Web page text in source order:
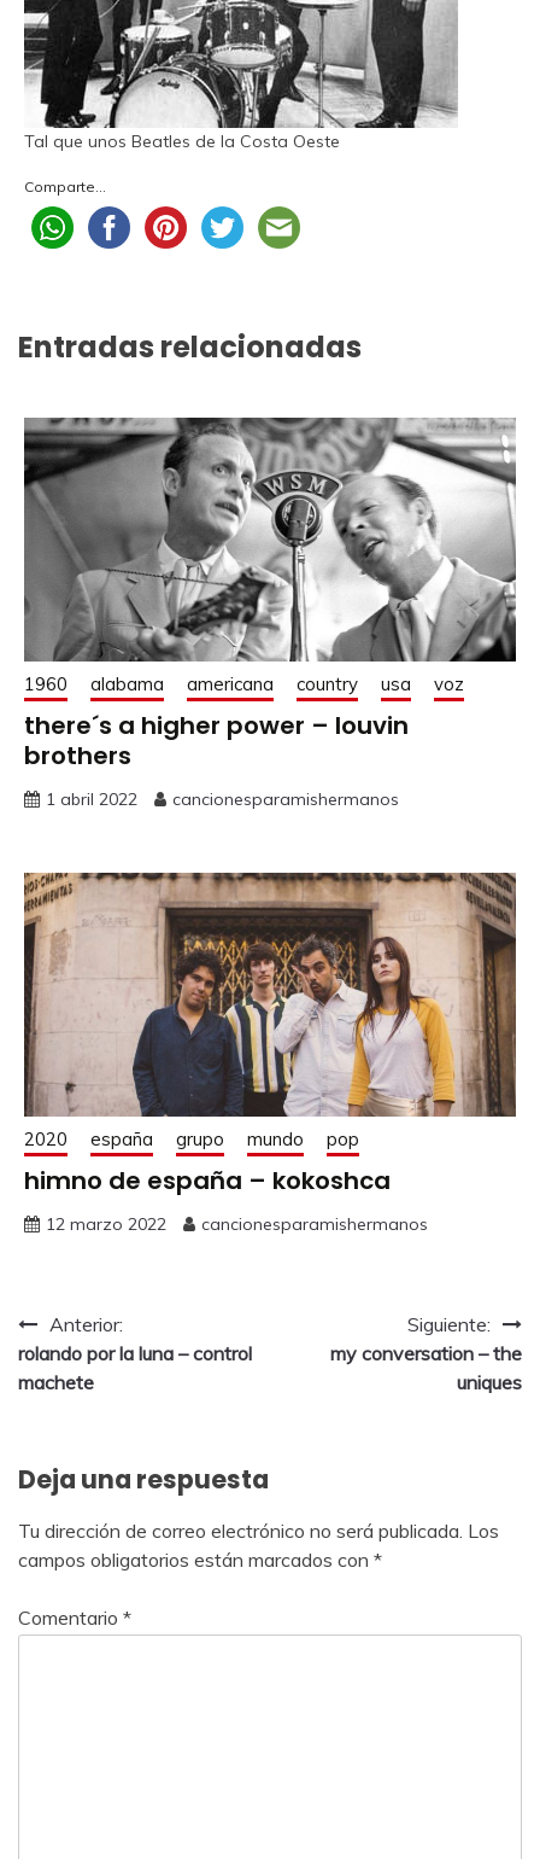
Tal que unos Beatles de la Costa Oeste
Comparte...
Entradas relacionadas
1960 alabama americana country usa voz
there´s a higher power – louvin
brothers
1 abril 2022 cancionesparamishermanos
2020 españa grupo mundo pop
himno de españa – kokoshca
12 marzo 2022 cancionesparamishermanos
Anterior:
rolando por la luna – control
machete
Siguiente:
my conversation – the
uniques
Deja una respuesta
Tu dirección de correo electrónico no será publicada. Los
campos obligatorios están marcados con *
Comentario *